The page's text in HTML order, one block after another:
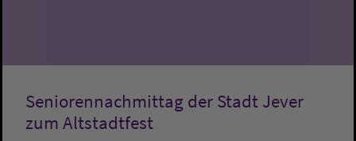
Seniorennachmittag der Stadt Jever
zum Altstadtfest